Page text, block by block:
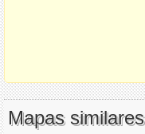
Mapas similares